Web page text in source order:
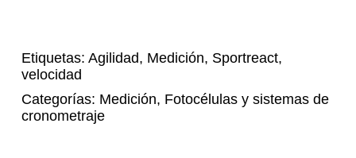
Etiquetas:Agilidad, Medición, Sportreact,
velocidad
Categorías: Medición, Fotocélulas y sistemas de
cronometraje